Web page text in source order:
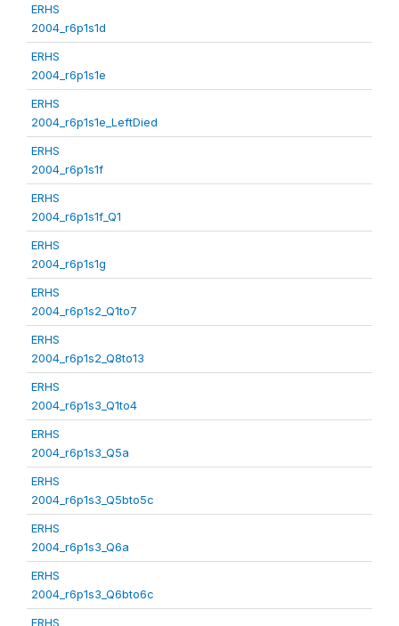
ERHS
2004_r6p1s1d
ERHS
2004_r6p1s1e
ERHS
2004_r6p1s1e_LeftDied
ERHS
2004_r6p1s1f
ERHS
2004_r6p1s1f_Q1
ERHS
2004_r6p1s1g
ERHS
2004_r6p1s2_Q1to7
ERHS
2004_r6p1s2_Q8to13
ERHS
2004_r6p1s3_Q1to4
ERHS
2004_r6p1s3_Q5a
ERHS
2004_r6p1s3_Q5bto5c
ERHS
2004_r6p1s3_Q6a
ERHS
2004_r6p1s3_Q6bto6c
ERHS